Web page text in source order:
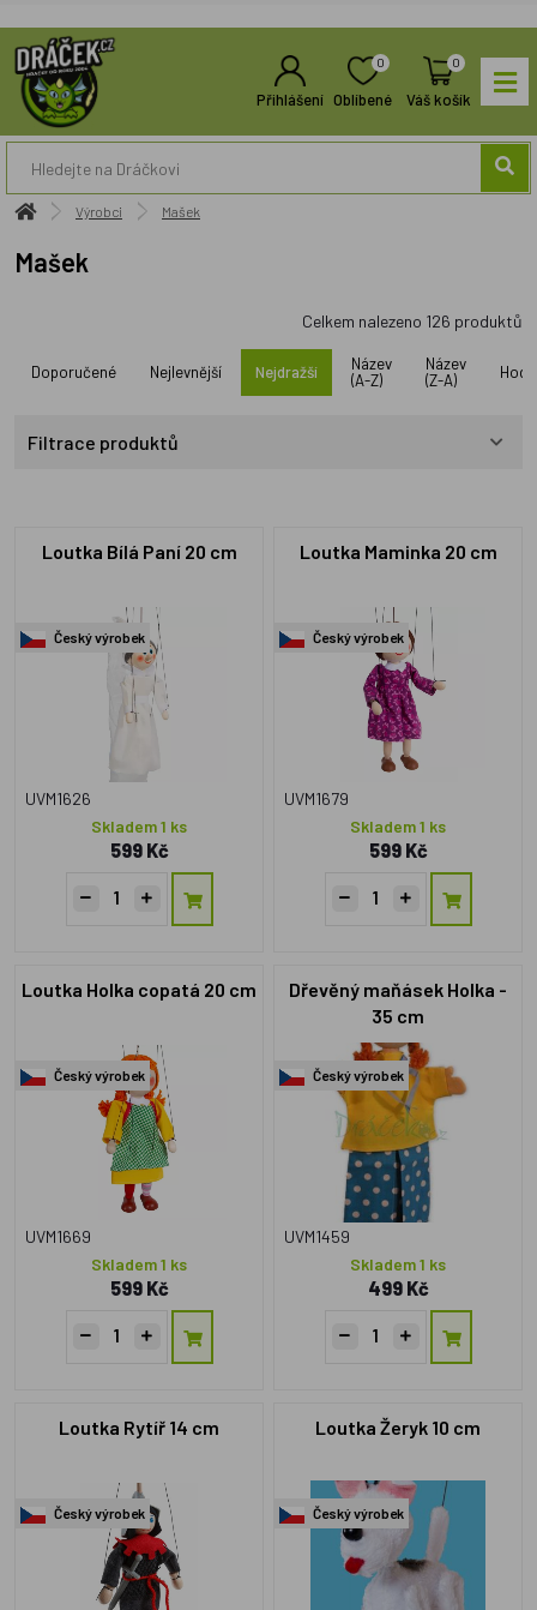
Přihlášení
0
Oblíbené
0
Váš košík
Výrobci Mašek
Mašek
Celkem nalezeno 126 produktů
Doporučené Nejlevnější Nejdražší
Název
(A-Z)
Název
(Z-A)
Filtrace produktů
Loutka Bílá Paní 20 cm
Český výrobek
UVM1626
Skladem 1 ks
599 Kč
Loutka Maminka 20 cm
Český výrobek
UVM1679
Skladem 1 ks
599 Kč
Loutka Holka copatá 20 cm
Český výrobek
UVM1669
Skladem 1 ks
599 Kč
Dřevěný maňásek Holka -
35 cm
Český výrobek
UVM1459
Skladem 1 ks
499 Kč
Loutka Rytíř 14 cm
Český výrobek
Loutka Žeryk 10 cm
Český výrobek